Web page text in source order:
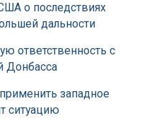
о последствиях
дальности
ответственность с
Донбасса
западное
ситуацию